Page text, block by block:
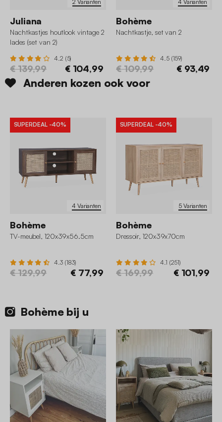
2 Varianten
Juliana
Nachtkastjes houtlook vintage 2
lades (set van 2)
4.2 (5)
€ 139,99 € 104,99
4 Varianten
Bohème
Nachtkastje, set van 2
4.5 (159)
€ 109,99 € 93,49
Anderen kozen ook voor
4 Varianten
SUPERDEAL -40%
Bohème
TV-meubel, 120x39x56.5cm
4.3 (183)
€ 129,99 € 77,99
5 Varianten
SUPERDEAL -40%
Bohème
Dressoir, 120x39x70cm
4.1 (251)
€ 169,99 € 101,99
Bohème bij u